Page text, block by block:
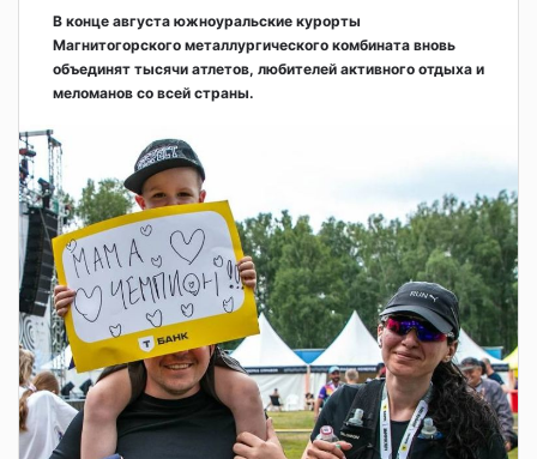
В конце августа южноуральские курорты
Магнитогорского металлургического комбината вновь
объединят тысячи атлетов, любителей активного отдыха и
меломанов со всей страны.